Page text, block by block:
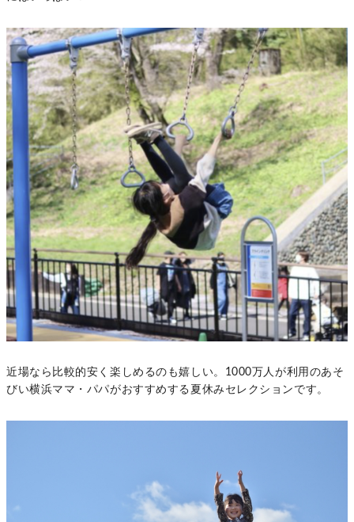
近場なら比較的安く楽しめるのも嬉しい。1000万人が利用のあそ
びい横浜ママ・パパがおすすめする夏休みセレクションです。